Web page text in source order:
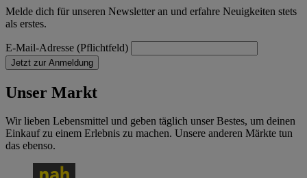
Melde dich für unseren Newsletter an und erfahre Neuigkeiten stets
als erstes.
E-Mail-Adresse (Pflichtfeld)
Jetzt zur Anmeldung
Unser Markt
Wir lieben Lebensmittel und geben täglich unser Bestes, um deinen
Einkauf zu einem Erlebnis zu machen. Unsere anderen Märkte tun
das ebenso.